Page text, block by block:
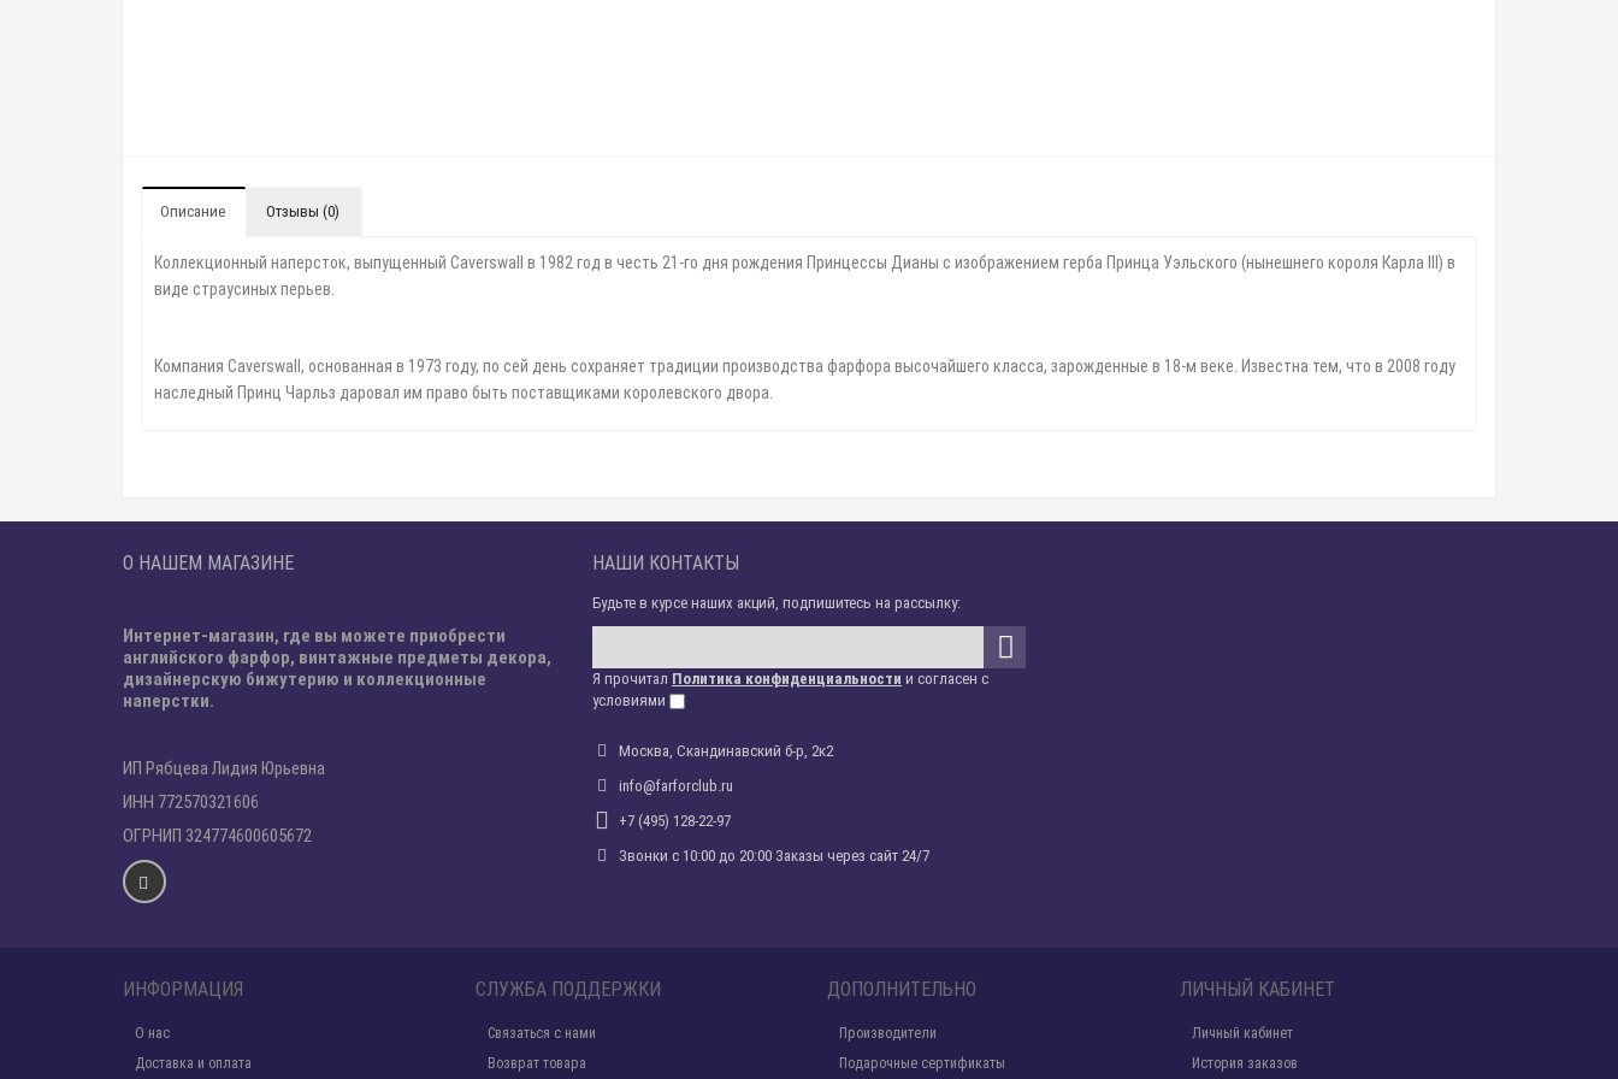
Описание Отзывы (0)
Коллекционный наперсток, выпущенный Caverswall в 1982 год в честь 21-го дня рождения Принцессы Дианы с изображением герба Принца Уэльского (нынешнего короля Карла III) в
виде страусиных перьев.
Компания Caverswall, основанная в 1973 году, по сей день сохраняет традиции производства фарфора высочайшего класса, зарожденные в 18-м веке. Известна тем, что в 2008 году
наследный Принц Чарльз даровал им право быть поставщиками королевского двора.
О НАШЕМ МАГАЗИНЕ
Интернет-магазин, где вы можете приобрести
английского фарфор, винтажные предметы декора,
дизайнерскую бижутерию и коллекционные
наперстки.
ИП Рябцева Лидия Юрьевна
ИНН 772570321606
ОГРНИП 324774600605672
НАШИ КОНТАКТЫ
Будьте в курсе наших акций, подпишитесь на рассылку:
Я прочитал Политика конфиденциальности и согласен с
условиями
Москва, Скандинавский б-р, 2к2
info@farforclub.ru
+7 (495) 128-22-97
Звонки c 10:00 до 20:00 Заказы через сайт 24/7
ИНФОРМАЦИЯ
О нас
Доставка и оплата
СЛУЖБА ПОДДЕРЖКИ
Связаться с нами
Возврат товара
ДОПОЛНИТЕЛЬНО
Производители
Подарочные сертификаты
ЛИЧНЫЙ КАБИНЕТ
Личный кабинет
История заказов